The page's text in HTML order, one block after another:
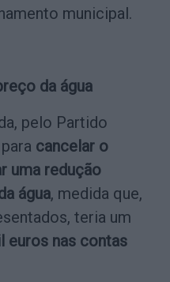
municipal.
da água
pelo Partido
cancelar o
uma redução
água, medida que,
teria um
euros nas contas